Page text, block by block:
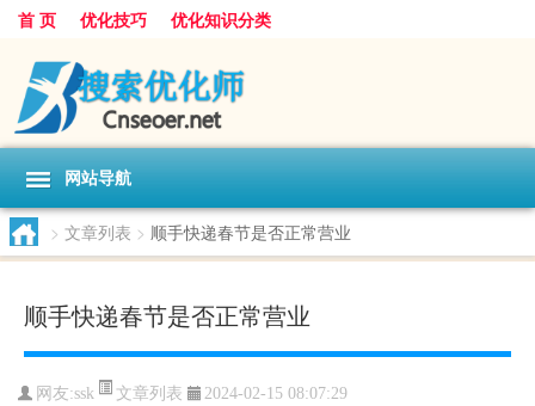
首 页 优化技巧 优化知识分类
网站导航
> 文章列表 > 顺手快递春节是否正常营业
顺手快递春节是否正常营业
网友:ssk 文章列表 2024-02-15 08:07:29